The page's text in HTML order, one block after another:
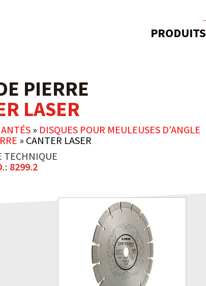
PRODUITS
PIERRE
LASER
» DISQUES POUR MEULEUSES D'ANGLE
» CANTER LASER
TECHNIQUE
8299.2